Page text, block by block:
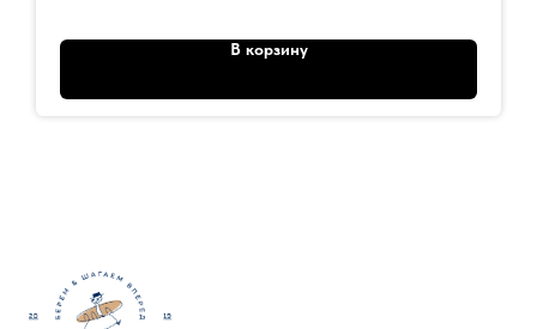
В корзину